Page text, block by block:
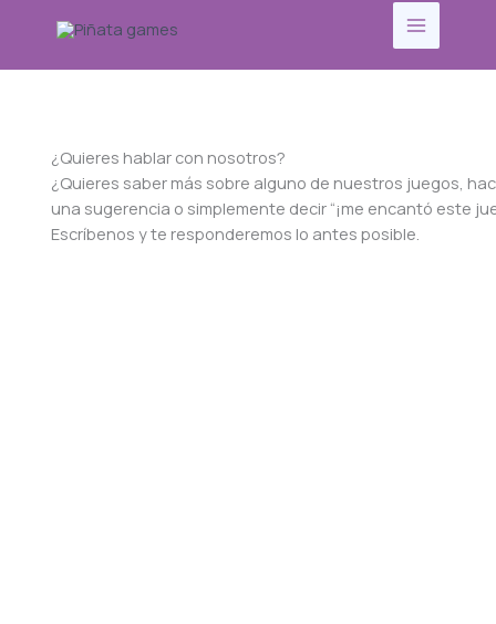
¿Quieres hablar con nosotros?
¿Quieres saber más sobre alguno de nuestros juegos,
una sugerencia o simplemente decir “¡me encantó este
Escríbenos y te responderemos lo antes posible.